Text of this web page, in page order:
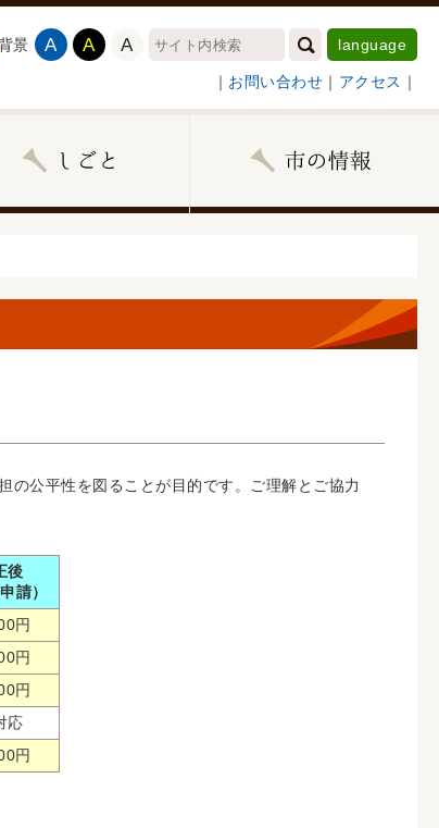
景 A A A language
｜ お問い合わせ ｜ アクセス ｜
の公平性を図ることが目的です。ご理解とご協力
後
請）
円
円
円
応
円